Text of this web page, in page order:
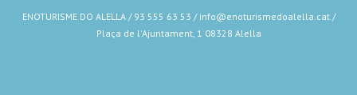
ENOTURISME DO ALELLA / 93 555 63 53 / info@enoturismedoalella.cat /
Plaça de l'Ajuntament, 1 08328 Alella